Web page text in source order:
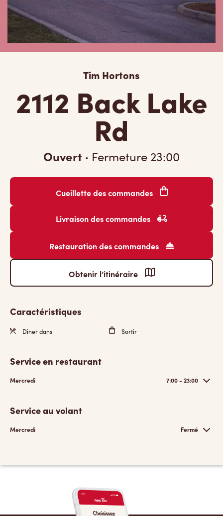
Tim Hortons
2112 Back Lake
Rd
Ouvert · Fermeture 23:00
Cueillette des commandes
Livraison des commandes
Restauration des commandes
Obtenir l’itinéraire
Caractéristiques
Dîner dans Sortir
Service en restaurant
Mercredi 7:00 - 23:00
Service au volant
Mercredi Fermé